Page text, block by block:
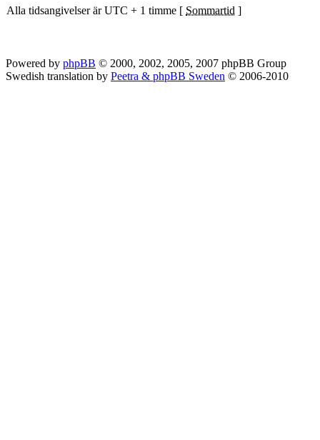
Alla tidsangivelser är UTC + 1 timme [ Sommartid ]
Powered by phpBB © 2000, 2002, 2005, 2007 phpBB Group
Swedish translation by Peetra & phpBB Sweden © 2006-2010